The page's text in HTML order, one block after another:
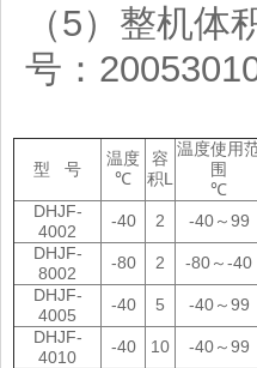
（5）整机体
号：
型 号
温度
℃
容
积L
温度使用
围
℃
DHJF-
4002
-40 2 -40～99
DHJF-
8002
-80 2 -80～-40
DHJF-
4005
-40 5 -40～99
DHJF-
4010
-40 10 -40～99